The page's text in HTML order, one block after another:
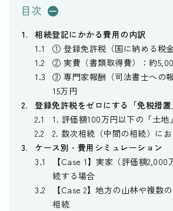
目次
相続登記にかかる費用の内訳
① 登録免許税（国に納める税
② 実費（書類取得費）：約
③ 専門家報酬（司法書士への
15万円
登録免許税をゼロにする「免税措置
1. 評価額100万円以下の「土地」
2. 数次相続（中間の相続）に
ケース別・費用シミュレーション
【Case 1】実家（評価額2,000
続する場合
【Case 2】地方の山林や複数
相続